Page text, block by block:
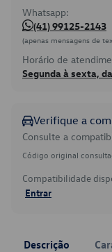
Whatsapp:
(41) 99125-2143
(apenas mensagens de
Horário de
Segunda à sexta,
Verifique a
Consulte a
Código original
Compatibilidade
Entrar
Descrição